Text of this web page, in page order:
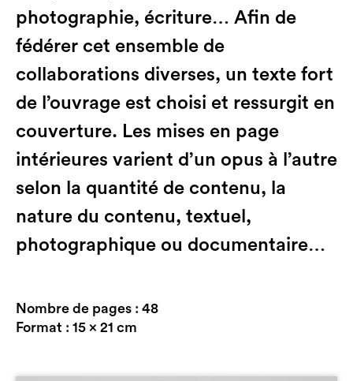
photographie, écriture… Afin de
fédérer cet ensemble de
collaborations diverses, un texte fort
de l’ouvrage est choisi et ressurgit en
couverture. Les mises en page
intérieures varient d’un opus à l’autre
selon la quantité de contenu, la
nature du contenu, textuel,
photographique ou documentaire…
Nombre de pages : 48
Format : 15 x 21 cm